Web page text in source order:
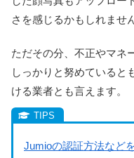
さを感じるかもしれませ
ただその分、不正やマネ
しっかりと努めていると
ける業者とも言えます。
Jumioの認証方法など